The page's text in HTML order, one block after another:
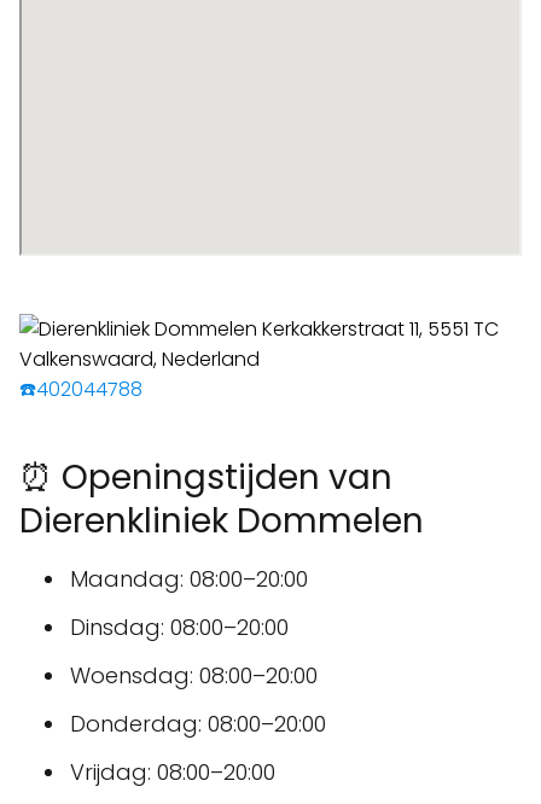
☎️402044788
⏰ Openingstijden van
Dierenkliniek Dommelen
Maandag: 08:00–20:00
Dinsdag: 08:00–20:00
Woensdag: 08:00–20:00
Donderdag: 08:00–20:00
Vrijdag: 08:00–20:00